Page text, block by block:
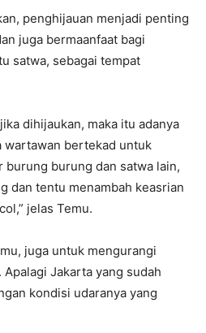
penghijauan menjadi penting
juga bermaanfaat bagi
satwa, sebagai tempat
dihijaukan, maka itu adanya
wartawan bertekad untuk
burung burung dan satwa lain,
dan tentu menambah keasrian
jelas Temu.
juga untuk mengurangi
Jakarta yang sudah
kondisi udaranya yang